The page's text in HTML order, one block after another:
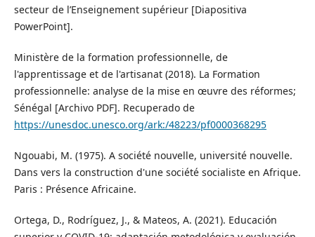
secteur de l’Enseignement supérieur [Diapositiva
PowerPoint].
Ministère de la formation professionnelle, de
l'apprentissage et de l'artisanat (2018). La Formation
professionnelle: analyse de la mise en œuvre des réformes;
Sénégal [Archivo PDF]. Recuperado de
https://unesdoc.unesco.org/ark:/48223/pf0000368295
Ngouabi, M. (1975). A société nouvelle, université nouvelle.
Dans vers la construction d'une société socialiste en Afrique.
Paris : Présence Africaine.
Ortega, D., Rodríguez, J., & Mateos, A. (2021). Educación